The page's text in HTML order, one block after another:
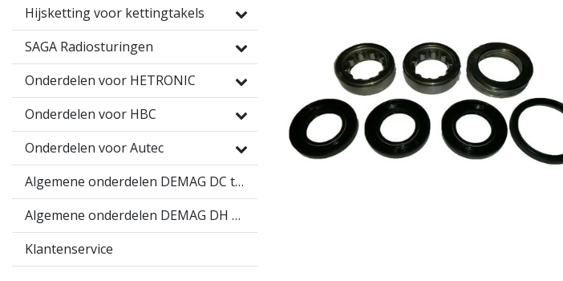
Hijsketting voor kettingtakels
SAGA Radiosturingen
Onderdelen voor HETRONIC
Onderdelen voor HBC
Onderdelen voor Autec
Algemene onderdelen DEMAG DC takel
Algemene onderdelen DEMAG DH takel
Klantenservice